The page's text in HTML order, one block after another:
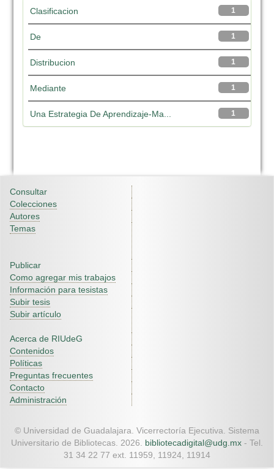
1
Clasificacion
1
De
1
Distribucion
1
Mediante
1
Una Estrategia De Aprendizaje-Ma...
Consultar
Colecciones
Autores
Temas
Publicar
Como agregar mis trabajos
Información para tesistas
Subir tesis
Subir artículo
Acerca de RIUdeG
Contenidos
Políticas
Preguntas frecuentes
Contacto
Administración
© Universidad de Guadalajara. Vicerrectoría Ejecutiva. Sistema
Universitario de Bibliotecas. 2026. bibliotecadigital@udg.mx - Tel.
31 34 22 77 ext. 11959, 11924, 11914